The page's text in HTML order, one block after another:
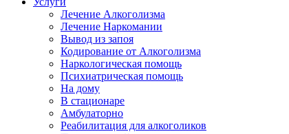
Лечение Алкоголизма
Лечение Наркомании
Вывод из запоя
Кодирование от Алкоголизма
Наркологическая помощь
Психиатрическая помощь
На дому
В стационаре
Амбулаторно
Реабилитация для алкоголиков